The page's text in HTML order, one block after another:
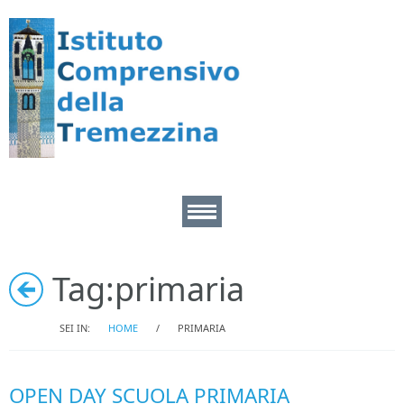
Home
Area Docenti
Tag:primaria
SEI IN: HOME / PRIMARIA
OPEN DAY SCUOLA PRIMARIA